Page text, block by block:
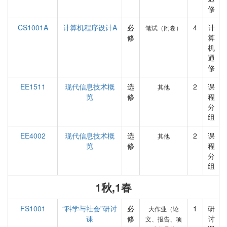
修
CS1001A
计算机程序设计A
必
修
笔试（闭卷） 4
计
算
机
通
修
EE1511
现代信息技术概
览
选
修
其他 2
课
程
分
组
EE4002
现代信息技术概
览
选
修
其他 2
课
程
分
组
1秋,1春
FS1001
“科学与社会”研讨
课
必
修
大作业（论
文、报告、项
1
研
讨